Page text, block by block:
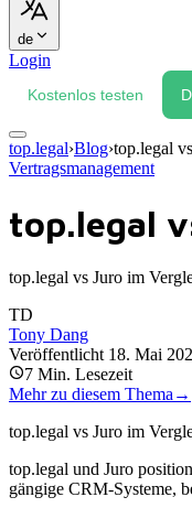
de
Login
Kostenlos testen
top.legal›Blog›top.legal
Vertragsmanagement
top.legal
top.legal vs Juro im
TD
Tony Dang
Veröffentlicht 18. Mai
7 Min. Lesezeit
Mehr zu diesem Thema →
top.legal vs Juro im
top.legal und Juro
gängige CRM-Systeme,